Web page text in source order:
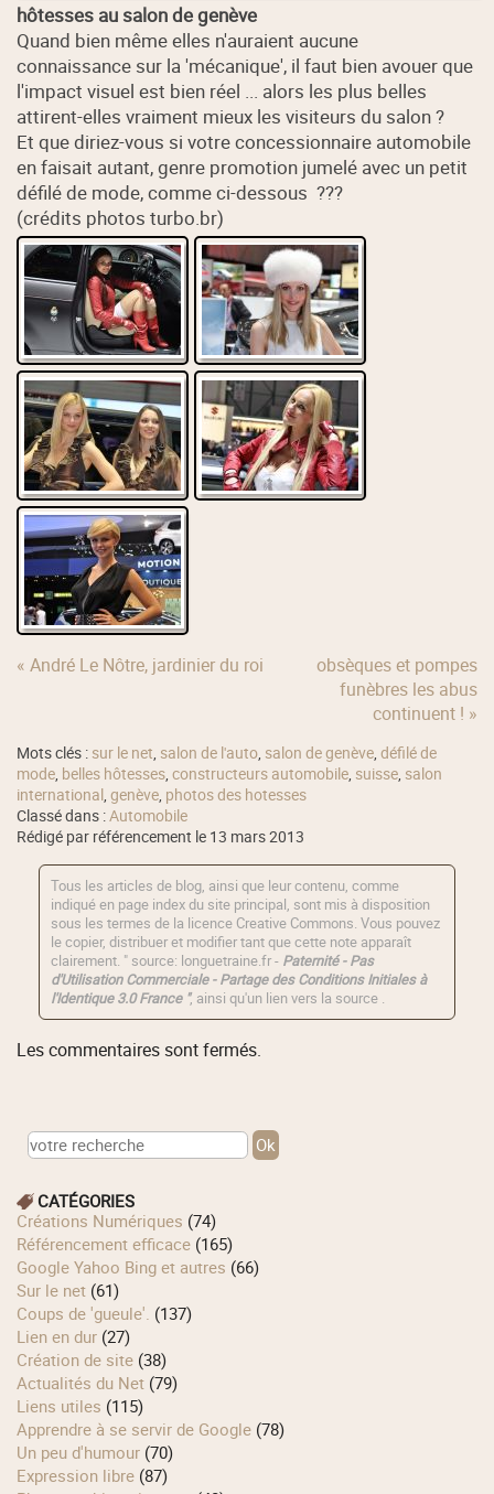
hôtesses au salon de genève
Quand bien même elles n'auraient aucune
connaissance sur la 'mécanique', il faut bien avouer que
l'impact visuel est bien réel ... alors les plus belles
attirent-elles vraiment mieux les visiteurs du salon ?
Et que diriez-vous si votre concessionnaire automobile
en faisait autant, genre promotion jumelé avec un petit
défilé de mode, comme ci-dessous ???
(crédits photos turbo.br)
« André Le Nôtre, jardinier du roi
obsèques et pompes
funèbres les abus
continuent ! »
Mots clés : sur le net, salon de l'auto, salon de genève,défilé de
mode, belles hôtesses,constructeurs automobile, suisse, salon
international,genève, photos des hotesses
Classé dans :Automobile
Rédigé par référencement le 13 mars 2013
Tous les articles de blog, ainsi que leur contenu, comme
indiqué en page index du site principal, sont mis à disposition
sous les termes de la licence Creative Commons. Vous pouvez
le copier, distribuer et modifier tant que cette note apparaît
clairement. " source: longuetraine.fr - Paternité - Pas
d'Utilisation Commerciale - Partage des Conditions Initiales à
l'Identique 3.0 France ", ainsi qu'un lien vers la source .
Les commentaires sont fermés.
CATÉGORIES
Créations Numériques (74)
Référencement efficace (165)
Google Yahoo Bing et autres (66)
Sur le net (61)
Coups de 'gueule'. (137)
Lien en dur (27)
Création de site (38)
Actualités du Net (79)
Liens utiles (115)
Apprendre à se servir de Google (78)
Un peu d'humour (70)
Expression libre (87)